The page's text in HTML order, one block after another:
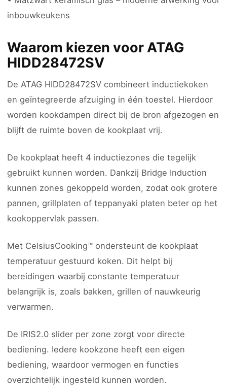
inbouwkeukens
Waarom kiezen voor ATAG
HIDD28472SV
De ATAG HIDD28472SV combineert inductiekoken
en geïntegreerde afzuiging in één toestel. Hierdoor
worden kookdampen direct bij de bron afgezogen en
blijft de ruimte boven de kookplaat vrij.
De kookplaat heeft 4 inductiezones die tegelijk
gebruikt kunnen worden. Dankzij Bridge Induction
kunnen zones gekoppeld worden, zodat ook grotere
pannen, grillplaten of teppanyaki platen beter op het
kookoppervlak passen.
Met CelsiusCooking™ ondersteunt de kookplaat
temperatuur gestuurd koken. Dit helpt bij
bereidingen waarbij constante temperatuur
belangrijk is, zoals bakken, grillen of nauwkeurig
verwarmen.
De IRIS2.0 slider per zone zorgt voor directe
bediening. Iedere kookzone heeft een eigen
bediening, waardoor vermogen en functies
overzichtelijk ingesteld kunnen worden.